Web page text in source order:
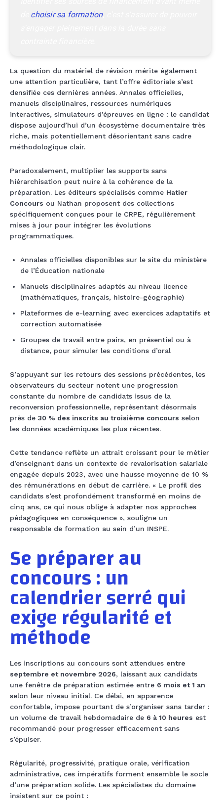
choisir sa formation, c'est s'assurer de pouvoir
La question du matériel de révision mérite également
une attention particulière, tant l’offre éditoriale s’est
densifiée ces dernières années. Annales officielles,
manuels disciplinaires, ressources numériques
interactives, simulateurs d’épreuves en ligne : le candidat
dispose aujourd’hui d’un écosystème documentaire très
riche, mais potentiellement désorientant sans cadre
méthodologique clair.
Paradoxalement, multiplier les supports sans
hiérarchisation peut nuire à la cohérence de la
préparation. Les éditeurs spécialisés comme Hatier
Concours ou Nathan proposent des collections
spécifiquement conçues pour le CRPE, régulièrement
mises à jour pour intégrer les évolutions
programmatiques.
Annales officielles disponibles sur le site du ministère
de l’Éducation nationale
Manuels disciplinaires adaptés au niveau licence
(mathématiques, français, histoire-géographie)
Plateformes de e-learning avec exercices adaptatifs et
correction automatisée
Groupes de travail entre pairs, en présentiel ou à
distance, pour simuler les conditions d’oral
S’appuyant sur les retours des sessions précédentes, les
observateurs du secteur notent une progression
constante du nombre de candidats issus de la
reconversion professionnelle, représentant désormais
près de 30 % des inscrits au troisième concours selon
les données académiques les plus récentes.
Cette tendance reflète un attrait croissant pour le métier
d’enseignant dans un contexte de revalorisation salariale
engagée depuis 2023, avec une hausse moyenne de 10 %
des rémunérations en début de carrière. « Le profil des
candidats s’est profondément transformé en moins de
cinq ans, ce qui nous oblige à adapter nos approches
pédagogiques en conséquence », souligne un
responsable de formation au sein d’un INSPE.
Se préparer au
concours : un
calendrier serré qui
exige régularité et
méthode
Les inscriptions au concours sont attendues entre
septembre et novembre 2026, laissant aux candidats
une fenêtre de préparation estimée entre 6 mois et 1 an
selon leur niveau initial. Ce délai, en apparence
confortable, impose pourtant de s’organiser sans tarder :
un volume de travail hebdomadaire de 6 à 10 heures est
recommandé pour progresser efficacement sans
s’épuiser.
Régularité, progressivité, pratique orale, vérification
administrative, ces impératifs forment ensemble le socle
d’une préparation solide. Les spécialistes du domaine
insistent sur ce point :